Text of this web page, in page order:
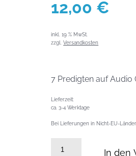
12,00 €
inkl. 19 % MwSt.
zzgl.Versandkosten
7 Predigten auf Audio
Lieferzeit:
ca. 3-4 Werktage
Bei Lieferungen in Nicht-EU-
In den